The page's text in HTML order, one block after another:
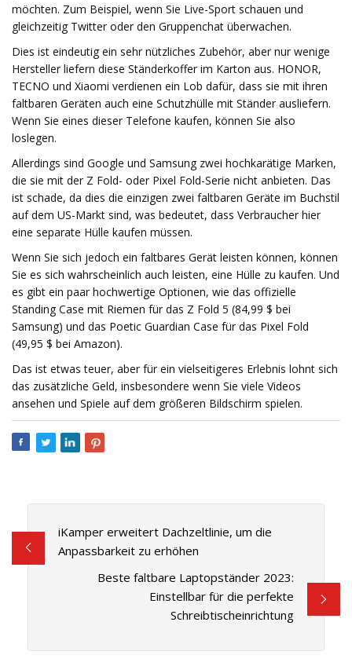
möchten. Zum Beispiel, wenn Sie Live-Sport schauen und
gleichzeitig Twitter oder den Gruppenchat überwachen.
Dies ist eindeutig ein sehr nützliches Zubehör, aber nur wenige
Hersteller liefern diese Ständerkoffer im Karton aus. HONOR,
TECNO und Xiaomi verdienen ein Lob dafür, dass sie mit ihren
faltbaren Geräten auch eine Schutzhülle mit Ständer ausliefern.
Wenn Sie eines dieser Telefone kaufen, können Sie also
loslegen.
Allerdings sind Google und Samsung zwei hochkarätige Marken,
die sie mit der Z Fold- oder Pixel Fold-Serie nicht anbieten. Das
ist schade, da dies die einzigen zwei faltbaren Geräte im Buchstil
auf dem US-Markt sind, was bedeutet, dass Verbraucher hier
eine separate Hülle kaufen müssen.
Wenn Sie sich jedoch ein faltbares Gerät leisten können, können
Sie es sich wahrscheinlich auch leisten, eine Hülle zu kaufen. Und
es gibt ein paar hochwertige Optionen, wie das offizielle
Standing Case mit Riemen für das Z Fold 5 (84,99 $ bei
Samsung) und das Poetic Guardian Case für das Pixel Fold
(49,95 $ bei Amazon).
Das ist etwas teuer, aber für ein vielseitigeres Erlebnis lohnt sich
das zusätzliche Geld, insbesondere wenn Sie viele Videos
ansehen und Spiele auf dem größeren Bildschirm spielen.
iKamper erweitert Dachzeltlinie, um die
Anpassbarkeit zu erhöhen
Beste faltbare Laptopständer 2023:
Einstellbar für die perfekte
Schreibtischeinrichtung